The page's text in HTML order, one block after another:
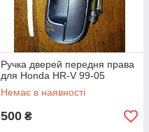
Ручка дверей передня права
для Honda HR-V 99-05
Немає в наявності
500 ₴